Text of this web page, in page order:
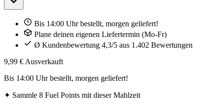
Bis 14:00 Uhr bestellt, morgen geliefert!
Plane deinen eigenen Liefertermin (Mo-Fr)
Ø Kundenbewertung 4,3/5 aus 1.402 Bewertungen
9,99 € Ausverkauft
Bis 14:00 Uhr bestellt, morgen geliefert!
✦ Sammle 8 Fuel Points mit dieser Mahlzeit